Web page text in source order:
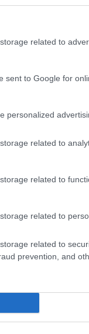
related to
sent to Google for
personalized
related to
related to
related to
related to
prevention, and
-
έως
για αύξηση